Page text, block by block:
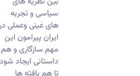
سیاسی و تجربه
های عینی و‌عملی در
ایران پیرامون این
مهم سازگاری و هم
داستانی ایجاد شود